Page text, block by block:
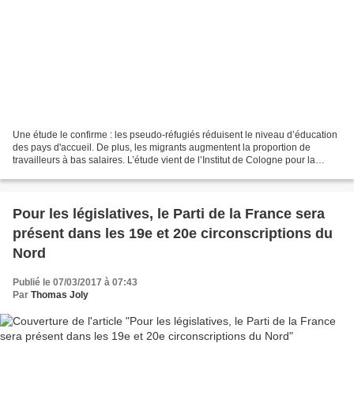
Une étude le confirme : les pseudo-réfugiés réduisent le niveau d’éducation
des pays d'accueil. De plus, les migrants augmentent la proportion de
travailleurs à bas salaires. L’étude vient de l’Institut de Cologne pour la
Pour les législatives, le Parti de la France sera
présent dans les 19e et 20e circonscriptions du
Nord
Publié le 07/03/2017 à 07:43
Par Thomas Joly